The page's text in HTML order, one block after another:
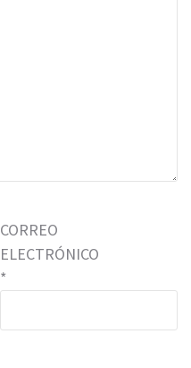
CORREO
ELECTRÓNICO
*